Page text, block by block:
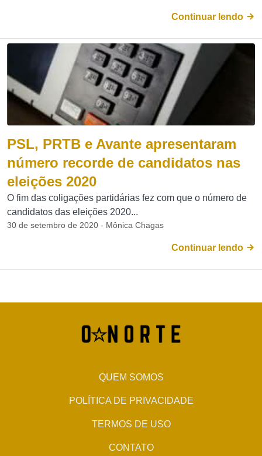
Continuar lendo
PSL, PRTB e Avante apresentaram
número recorde de candidatos nas
eleições 2020
O fim das coligações partidárias fez com que o número de
candidatos das eleições 2020...
30 de setembro de 2020 - Mônica Chagas
Continuar lendo
QUEM SOMOS
POLÍTICA DE PRIVACIDADE
TERMOS DE USO
CONTATO